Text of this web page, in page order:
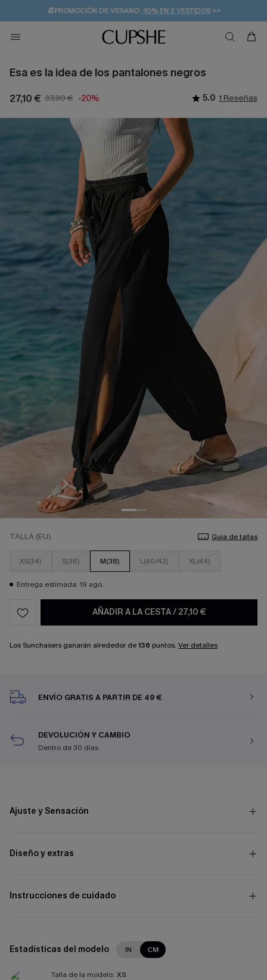
👒PROMOCIÓN DE VERANO:-10% EN 2 VESTIDOS>>
💌¡SUSCRIBIRSE & GANAR -10% EXTRA!
🚚ENVÍO GRATUITO A PARTIR DE 49 € >>
Esa es la idea de los pantalones negros
27,10 € 33,90 € -20% 5.0 1 Reseñas
TALLA (EU) Guía de tallas
XS(34) S(36) M(38) L(40/42) XL(44)
Entrega estimada: 19 ago.
AÑADIR A LA CESTA/ 27,10 €
Los Sunchasers ganarán alrededor de136 puntos. Ver detalles
ENVÍO GRATIS A PARTIR DE 49 €
DEVOLUCIÓN Y CAMBIO
Dentro de 30 días
Ajuste y Sensación
Diseño y extras
Instrucciones de cuidado
Estadísticas del modelo IN CM
Talla de la modelo: XS